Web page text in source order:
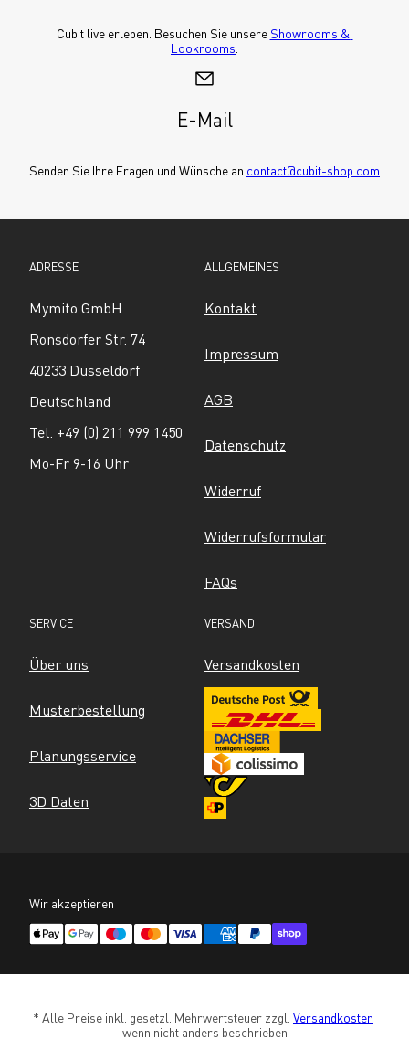
Cubit live erleben. Besuchen Sie unsere Showrooms &
Lookrooms
E-Mail
Senden Sie Ihre Fragen und Wünsche an contact@cubit-shop.com
ADRESSE
Mymito GmbH
Ronsdorfer Str. 74
40233 Düsseldorf
Deutschland
Tel. +49 (0) 211 999 1450
Mo-Fr 9-16 Uhr
ALLGEMEINES
Kontakt
Impressum
AGB
Datenschutz
Widerruf
Widerrufsformular
FAQs
SERVICE
Über uns
Musterbestellung
Planungsservice
3D Daten
VERSAND
Versandkosten
Wir akzeptieren
* Alle Preise inkl. gesetzl. Mehrwertsteuer zzgl. Versandkosten
wenn nicht anders beschrieben